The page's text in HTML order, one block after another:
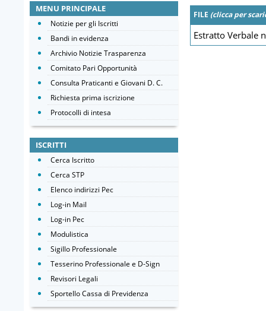
FILE (clicca per
Estratto Verbale
MENU PRINCIPALE
Notizie per gli Iscritti
Bandi in evidenza
Archivio Notizie Trasparenza
Comitato Pari Opportunità
Consulta Praticanti e Giovani D. C.
Richiesta prima iscrizione
Protocolli di intesa
ISCRITTI
Cerca Iscritto
Cerca STP
Elenco indirizzi Pec
Log-in Mail
Log-in Pec
Modulistica
Sigillo Professionale
Tesserino Professionale e D-Sign
Revisori Legali
Sportello Cassa di Previdenza